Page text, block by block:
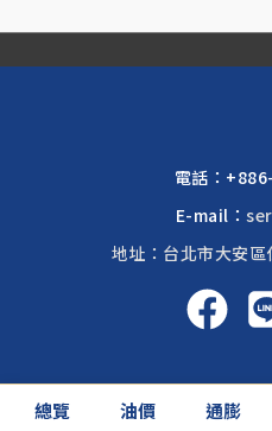
總覽 油價 通膨
電話：
E-mail：
地址：台北市大安
啟富達國際 2026 ©
網頁設計公司